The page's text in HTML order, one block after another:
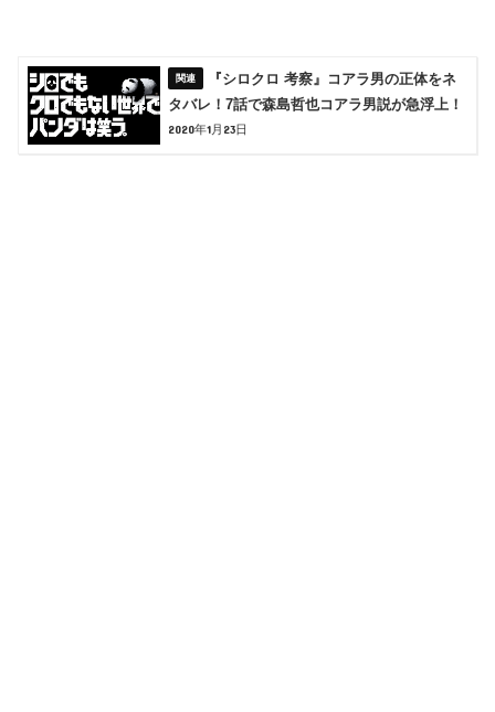
『シロクロ 考察』コアラ男の正体をネ
タバレ！7話で森島哲也コアラ男説が急浮上！
2020年1月23日